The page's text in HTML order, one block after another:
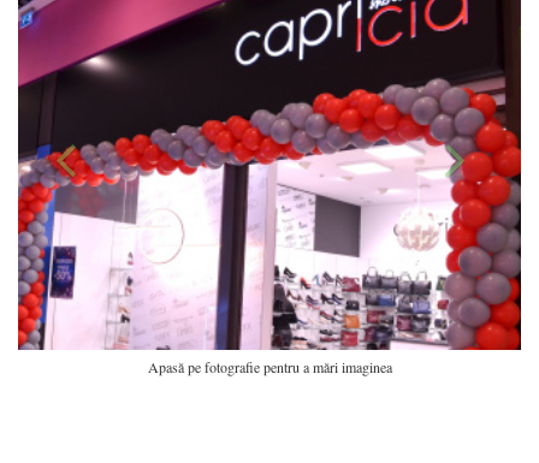
Apasă pe fotografie pentru a mări imaginea